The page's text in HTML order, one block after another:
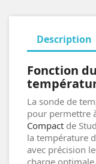
Description
Fonction
La sonde de
pour permettre
Compact de
la température
avec précision
charge optimale.